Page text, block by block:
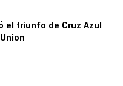
el triunfo de Cruz Azul